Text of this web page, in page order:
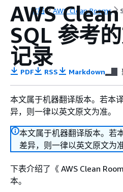
文档 AWS Clean Rooms
AWS
SQL 参考
记录
PDF RSS Markdown
本文属于机器翻译版本。若本
异，则一律以英文原文为准。
本文属于机器翻译版本。若
差异，则一律以英文原文为准
下表介绍了《 AWS Clean
本。